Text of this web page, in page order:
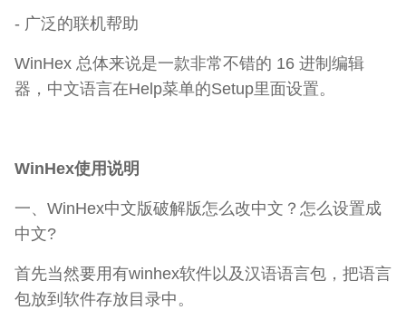
- 广泛的联机帮助
WinHex 总体来说是一款非常不错的 16 进制编辑
器，中文语言在Help菜单的Setup里面设置。
WinHex使用说明
一、WinHex中文版破解版怎么改中文？怎么设置成
中文?
首先当然要用有winhex软件以及汉语语言包，把语言
包放到软件存放目录中。